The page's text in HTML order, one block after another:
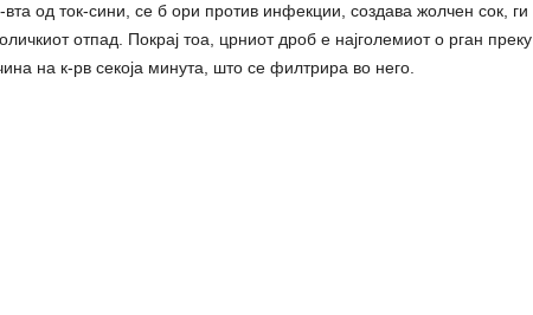
од ток-сини, се б ори против инфекции, создава жолчен сок, ги
отпад. Покрај тоа, црниот дроб е најголемиот о рган преку
на к-рв секоја минута, што се филтрира во него.